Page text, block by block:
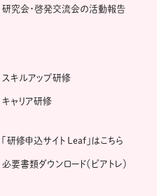
研究会・啓発交流会の活動報告
スキルアップ研修
キャリア研修
「研修申込サイト Leaf」はこちら
必要書類ダウンロード（ピアトレ）